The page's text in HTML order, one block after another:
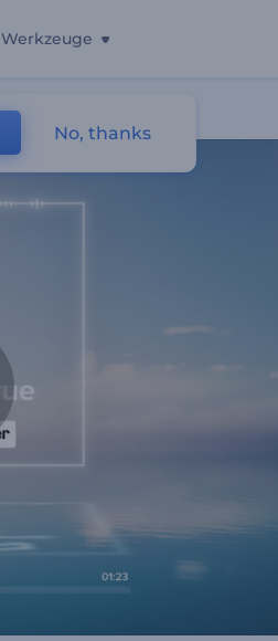
Werkzeuge
No, thanks